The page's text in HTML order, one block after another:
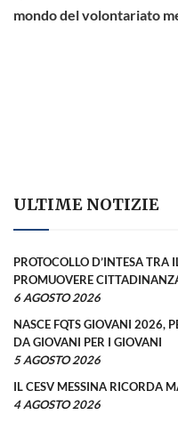
mondo del volontariato
ULTIME NOTIZIE
PROTOCOLLO D’INTESA TRA
PROMUOVERE
6 AGOSTO 2026
NASCE FQTS GIOVANI 2026,
DA GIOVANI PER I GIOVANI
5 AGOSTO 2026
IL CESV MESSINA RICORDA
4 AGOSTO 2026